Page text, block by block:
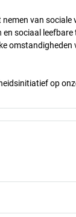
van
sociaal
op